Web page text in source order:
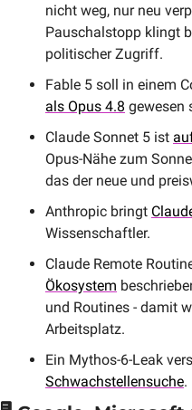
nicht weg, nur neu
Pauschalstopp klingt
politischer Zugriff.
Fable 5 soll in einem
als Opus 4.8 gewesen
Claude Sonnet 5 ist
Opus-Nähe zum
das der neue und
Anthropic bringt
Wissenschaftler.
Claude Remote
Ökosystem
und Routines - damit
Arbeitsplatz.
Ein Mythos-6-Leak
Schwachstellensuche.